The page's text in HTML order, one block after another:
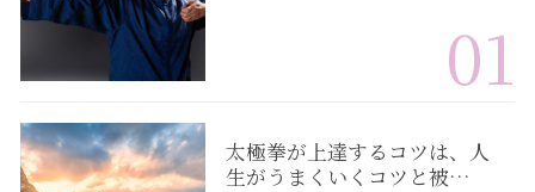
01
太極拳が上達するコツは、人
生がうまくいくコツと被…